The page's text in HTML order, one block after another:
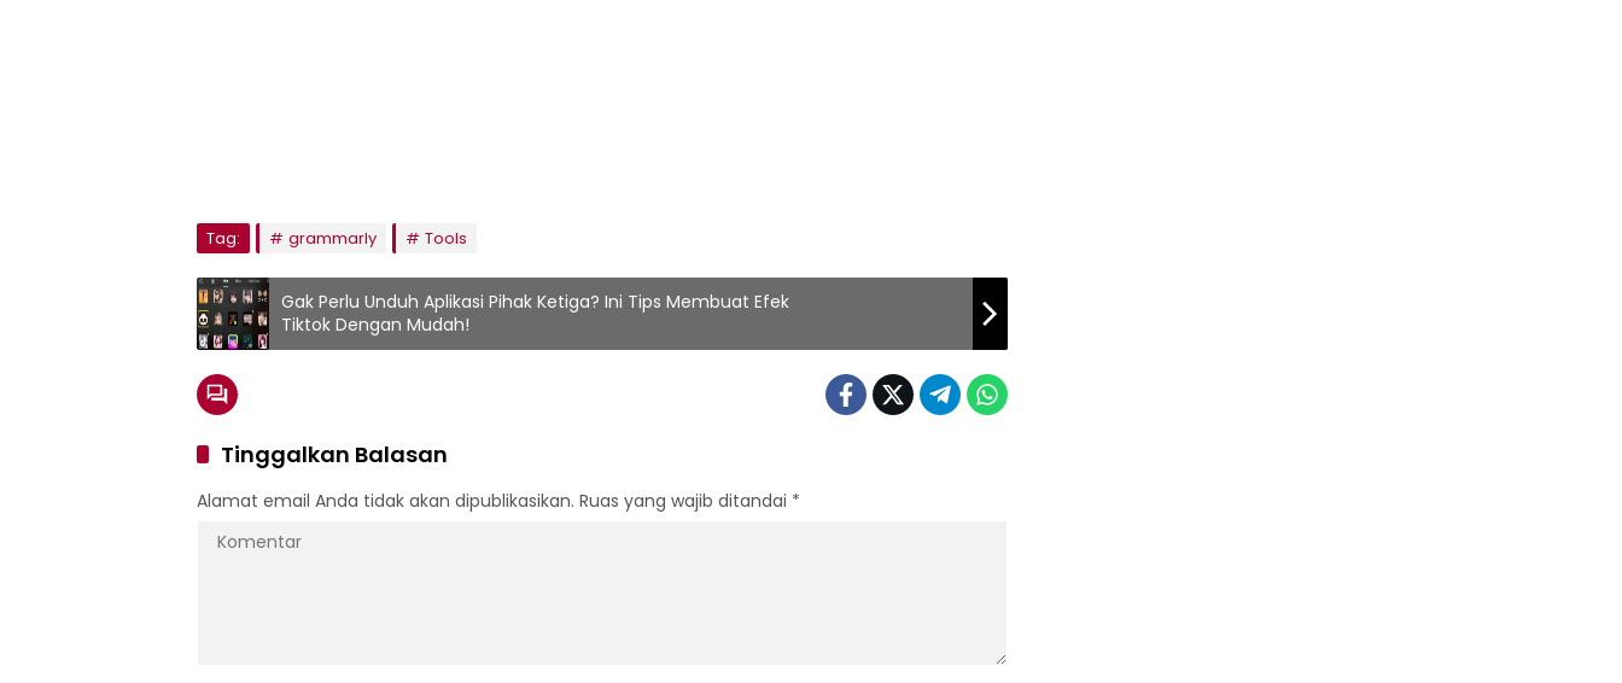
Tag: grammarly Tools
Gak Perlu Unduh Aplikasi Pihak Ketiga? Ini Tips Membuat Efek
Tiktok Dengan Mudah!
Tinggalkan Balasan
Alamat email Anda tidak akan dipublikasikan. Ruas yang wajib ditandai *